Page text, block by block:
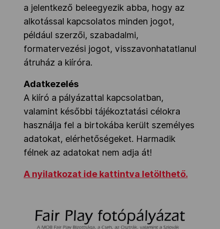
a jelentkező beleegyezik abba, hogy az
alkotással kapcsolatos minden jogot,
például szerzői, szabadalmi,
formatervezési jogot, visszavonhatatlanul
átruház a kiíróra.
Adatkezelés
A kiíró a pályázattal kapcsolatban,
valamint későbbi tájékoztatási célokra
használja fel a birtokába került személyes
adatokat, elérhetőségeket. Harmadik
félnek az adatokat nem adja át!
A nyilatkozat ide kattintva letölthető.